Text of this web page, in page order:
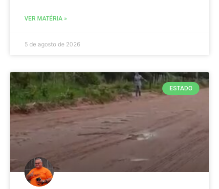
VER MATÉRIA »
5 de agosto de 2026
ESTADO